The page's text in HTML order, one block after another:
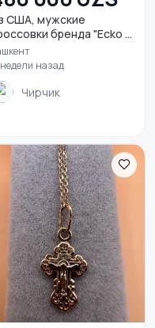
США, мужские
кроссовки бренда "Ecko ...
назад
Чирчик